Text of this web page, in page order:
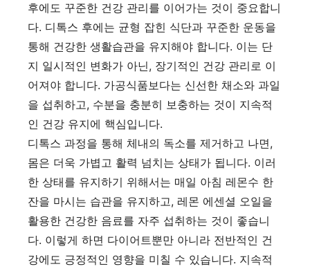
후에도 꾸준한 건강 관리를 이어가는 것이 중요합니
다. 디톡스 후에는 균형 잡힌 식단과 꾸준한 운동을
통해 건강한 생활습관을 유지해야 합니다. 이는 단
지 일시적인 변화가 아닌, 장기적인 건강 관리로 이
어져야 합니다. 가공식품보다는 신선한 채소와 과일
을 섭취하고, 수분을 충분히 보충하는 것이 지속적
인 건강 유지에 핵심입니다.
디톡스 과정을 통해 체내의 독소를 제거하고 나면,
몸은 더욱 가볍고 활력 넘치는 상태가 됩니다. 이러
한 상태를 유지하기 위해서는 매일 아침 레몬수 한
잔을 마시는 습관을 유지하고, 레몬 에센셜 오일을
활용한 건강한 음료를 자주 섭취하는 것이 좋습니
다. 이렇게 하면 다이어트뿐만 아니라 전반적인 건
강에도 긍정적인 영향을 미칠 수 있습니다. 지속적